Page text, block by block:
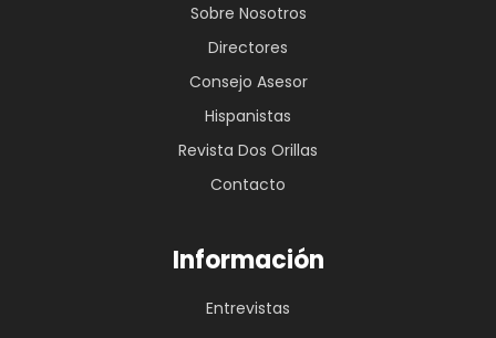
Sobre Nosotros
Directores
Consejo Asesor
Hispanistas
Revista Dos Orillas
Contacto
Información
Entrevistas